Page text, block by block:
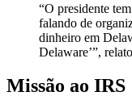
“O presidente
falando de
dinheiro em
Delaware’”,
Missão ao IRS